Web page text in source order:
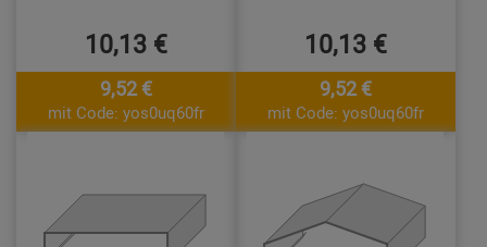
10,13 €
9,52 €
mit Code: yos0uq60fr
10,13 €
9,52 €
mit Code: yos0uq60fr